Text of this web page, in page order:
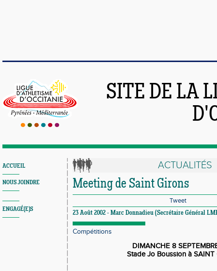
SITE DE LA
ACCUEIL
NOUS JOINDRE
ENGAGÉ(E)S
ACTUALITÉS
Meeting de Saint Girons
Tweet
23 Août 2002 - Marc Donnadieu (Secrétaire Général
Compétitions
DIMANCHE 8
Stade Jo Boussion à SAINT